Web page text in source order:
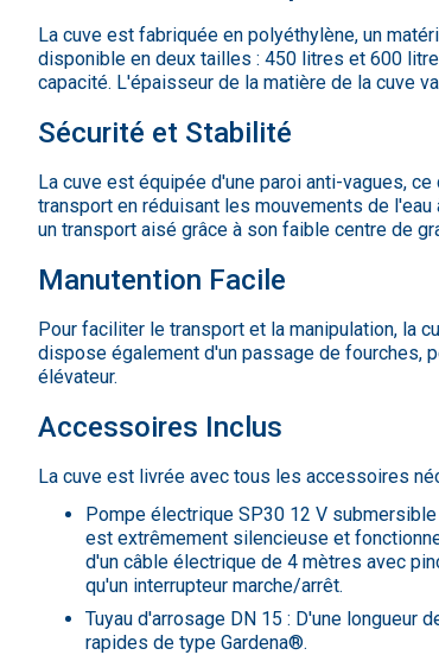
La cuve est fabriquée en polyéthylène, un
disponible en deux tailles : 450 litres et 600
capacité. L'épaisseur de la matière de la cuve
Sécurité et Stabilité
La cuve est équipée d'une paroi anti-vagues,
transport en réduisant les mouvements de
un transport aisé grâce à son faible centre de
Manutention Facile
Pour faciliter le transport et la manipulation, la
dispose également d'un passage de fourches,
élévateur.
Accessoires Inclus
La cuve est livrée avec tous les accessoires
Pompe électrique SP30 12 V
est extrêmement silencieuse et
d'un câble électrique de 4 mètres avec
qu'un interrupteur marche/arrêt.
Tuyau d'arrosage DN 15 : D'une longueur
rapides de type Gardena®.